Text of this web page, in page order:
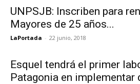
UNPSJB: Inscriben para
Mayores de 25 años...
LaPortada - 22 junio, 2018
Esquel tendrá el primer
Patagonia en implementar